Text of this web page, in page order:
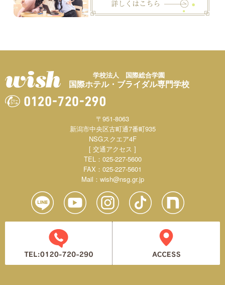
学校法人 国際総合学園
国際ホテル・ブライダル専門学校
〒951-8063
新潟市中央区古町通7番町935
NSGスクエア4F
[ 交通アクセス ]
TEL：025-227-5600
FAX：025-227-5601
Mail： wish@nsg.gr.jp